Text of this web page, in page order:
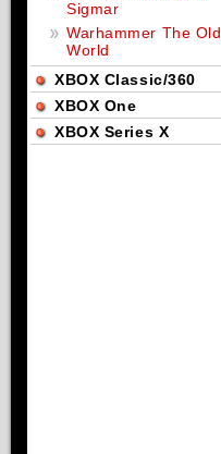
Sigmar
Warhammer The Old
World
XBOX Classic/360
XBOX One
XBOX Series X